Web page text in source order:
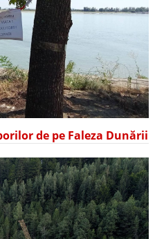
de pe Faleza Dunării